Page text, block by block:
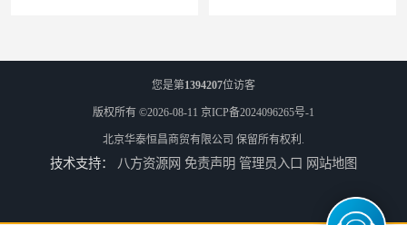
建筑五金材料供应配送 一站式五金材料供应商 脸盆冷热水龙头批发商 水龙头冷热洗脸盆池 全城配送
您是第1394207位访客
版权所有 ©2026-08-11 京ICP备2024096265号-1
北京华泰恒昌商贸有限公司 保留所有权利.
技术支持： 八方资源网 免责声明 管理员入口 网站地图